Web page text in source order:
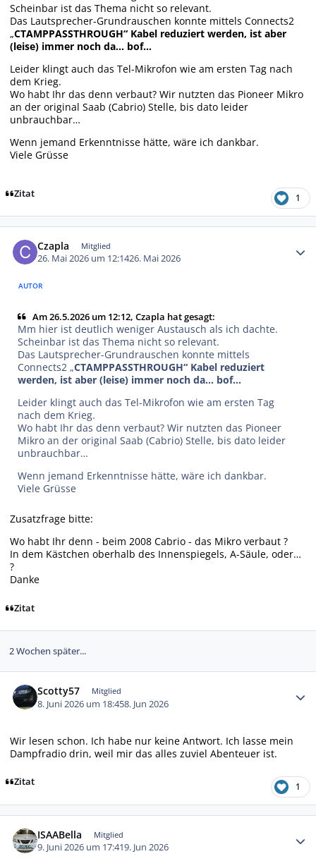
Scheinbar ist das Thema nicht so relevant.
Das Lautsprecher-Grundrauschen konnte mittels Connects2
„CTAMPPASSTHROUGH“ Kabel reduziert werden, ist aber
(leise) immer noch da… bof…
Leider klingt auch das Tel-Mikrofon wie am ersten Tag nach
dem Krieg.
Wo habt Ihr das denn verbaut? Wir nutzten das Pioneer Mikro
an der original Saab (Cabrio) Stelle, bis dato leider
unbrauchbar…
Wenn jemand Erkenntnisse hätte, wäre ich dankbar.
Viele Grüsse
Zitat 1
Czapla Mitglied
26. Mai 2026 um 12:1426. Mai 2026
AUTOR
Am 26.5.2026 um 12:12, Czapla hat gesagt:
Mm hier ist deutlich weniger Austausch als ich dachte.
Scheinbar ist das Thema nicht so relevant.
Das Lautsprecher-Grundrauschen konnte mittels
Connects2 „CTAMPPASSTHROUGH“ Kabel reduziert
werden, ist aber (leise) immer noch da… bof…
Leider klingt auch das Tel-Mikrofon wie am ersten Tag
nach dem Krieg.
Wo habt Ihr das denn verbaut? Wir nutzten das Pioneer
Mikro an der original Saab (Cabrio) Stelle, bis dato leider
unbrauchbar…
Wenn jemand Erkenntnisse hätte, wäre ich dankbar.
Viele Grüsse
Zusatzfrage bitte:
Wo habt Ihr denn - beim 2008 Cabrio - das Mikro verbaut ?
In dem Kästchen oberhalb des Innenspiegels, A-Säule, oder…
?
Danke
Zitat
2 Wochen später...
Scotty57 Mitglied
8. Juni 2026 um 18:458. Jun 2026
Wir lesen schon. Ich habe nur keine Antwort. Ich lasse mein
Dampfradio drin, weil mir das alles zuviel Abenteuer ist.
Zitat 1
ISAABella Mitglied
9. Juni 2026 um 17:419. Jun 2026